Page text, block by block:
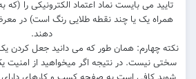
همراه یک یا چند نقطه طلایی رنگ است) در
دهند.
نکته چهارم: همان طور که می دانید جعل کردن
سختی نیست. در نتیجه اگر میخواهید از